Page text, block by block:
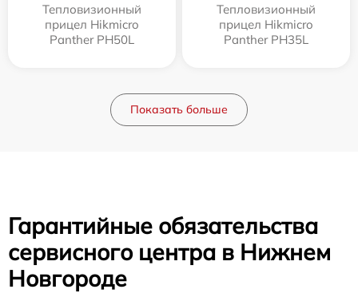
Тепловизионный
прицел Hikmicro
Panther PH50L
Тепловизионный
прицел Hikmicro
Panther PH35L
Показать больше
Гарантийные обязательства
сервисного центра в Нижнем
Новгороде